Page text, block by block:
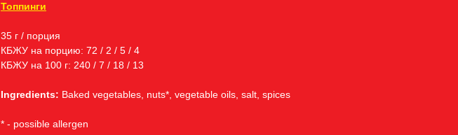
Топпинги
35 г / порция
КБЖУ на порцию: 72 / 2 / 5 / 4
КБЖУ на 100 г: 240 / 7 / 18 / 13
Ingredients: Baked vegetables, nuts*, vegetable oils, salt, spices
* - possible allergen